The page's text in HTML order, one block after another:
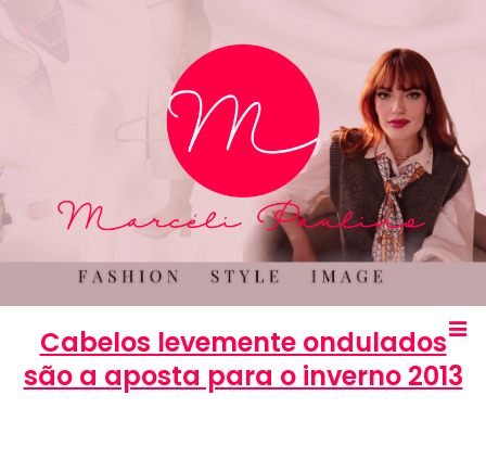
Cabelos levemente ondulados
são a aposta para o inverno 2013